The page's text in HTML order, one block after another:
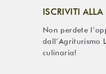
ISCRIVITI
Non perdete
dall’Agriturismo
culinaria!